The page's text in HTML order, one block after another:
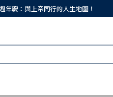
年慶：與上帝同行的人生地圖！